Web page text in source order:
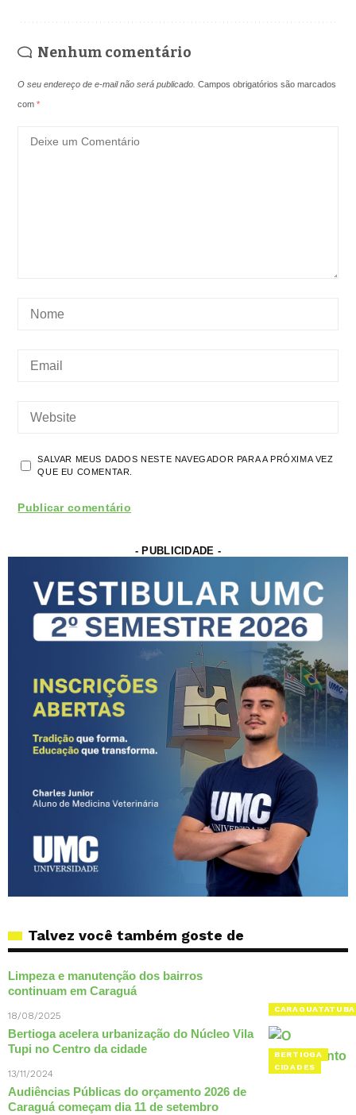
Nenhum comentário
O seu endereço de e-mail não será publicado. Campos obrigatórios são marcados
com*
SALVAR MEUS DADOS NESTE NAVEGADOR PARA A PRÓXIMA VEZ
QUE EU COMENTAR.
- PUBLICIDADE -
Talvez você também goste de
CARAGUATATUBA
Limpeza e manutenção dos bairros
continuam em Caraguá
18/08/2025
BERTIOGA
CIDADES
Bertioga acelera urbanização do Núcleo Vila
Tupi no Centro da cidade
13/11/2024
Audiências Públicas do orçamento 2026 de
Caraguá começam dia 11 de setembro